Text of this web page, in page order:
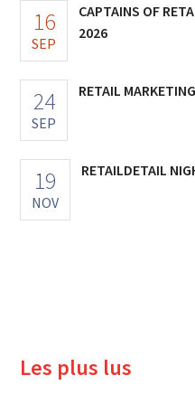
16
SEP
CAPTAINS OF
2026
24
SEP
RETAIL
19
NOV
RETAILDETAIL
Les plus lus